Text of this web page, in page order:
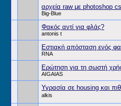
αρχεία raw με photoshop
Big-Blue
Φακός αντί για φλάς?
antonis t
Εστιακή απόσταση ενός
RNA
Ερώτηση για τη σωστή
AIGAIAS
Υγρασία σε housing και
alkis